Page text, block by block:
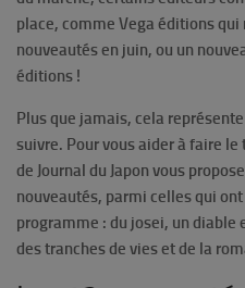
place, comme Vega éditions qui
nouveautés en juin, ou un
éditions !
Plus que jamais, cela
suivre. Pour vous aider à faire le
de Journal du Japon vous
nouveautés, parmi celles qui
programme : du josei, un diable
des tranches de vies et de la